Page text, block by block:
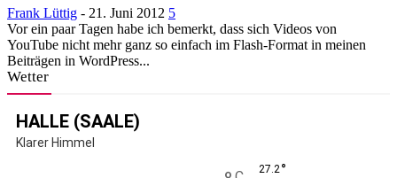
Frank Lüttig - 21. Juni 2012 5
Vor ein paar Tagen habe ich bemerkt, dass sich Videos von
YouTube nicht mehr ganz so einfach im Flash-Format in meinen
Beiträgen in WordPress...
Wetter
HALLE (SAALE)
Klarer Himmel
27.2°